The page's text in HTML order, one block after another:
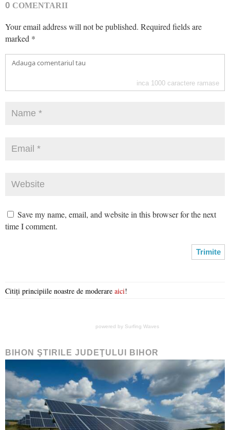
0 COMENTARII
Your email address will not be published. Required fields are
marked *
inca 1000 caractere ramase
Save my name, email, and website in this browser for the next
time I comment.
Citiți principiile noastre de moderare aici!
powered by Surfing Waves
BIHON ŞTIRILE JUDEŢULUI BIHOR